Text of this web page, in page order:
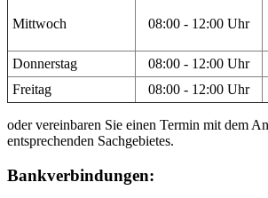
Mittwoch 08:00 - 12:00 Uhr
Donnerstag 08:00 - 12:00 Uhr
Freitag
08:00 - 12:00 Uhr
oder vereinbaren Sie einen Termin mit dem
entsprechenden Sachgebietes.
Bankverbindungen: